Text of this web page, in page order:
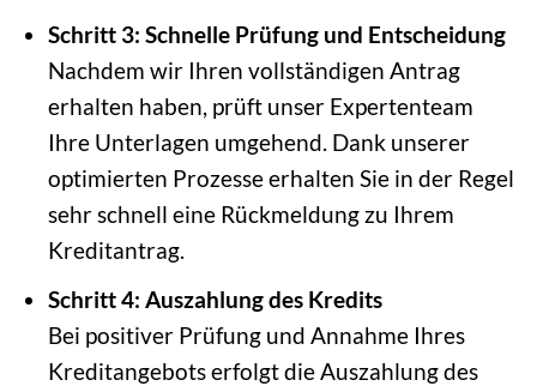
Schritt 3: Schnelle Prüfung und Entscheidung
Nachdem wir Ihren vollständigen Antrag
erhalten haben, prüft unser Expertenteam
Ihre Unterlagen umgehend. Dank unserer
optimierten Prozesse erhalten Sie in der Regel
sehr schnell eine Rückmeldung zu Ihrem
Kreditantrag.
Schritt 4: Auszahlung des Kredits
Bei positiver Prüfung und Annahme Ihres
Kreditangebots erfolgt die Auszahlung des